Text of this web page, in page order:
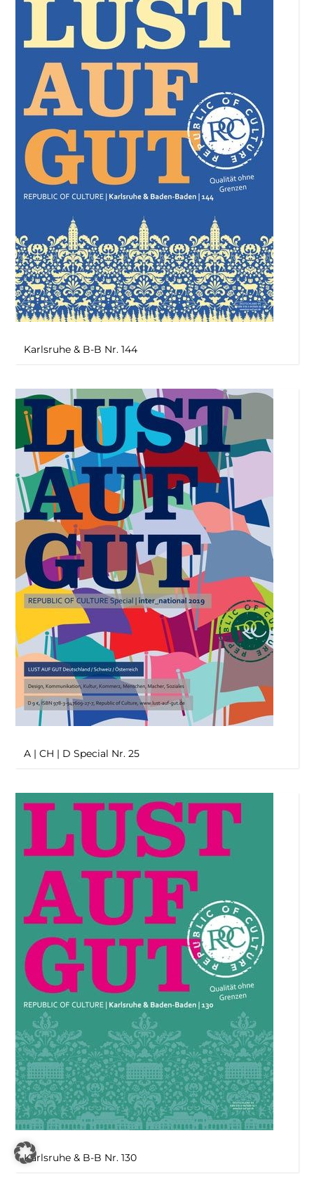
Karlsruhe & B-B Nr. 144
A | CH | D Special Nr. 25
Karlsruhe & B-B Nr. 130